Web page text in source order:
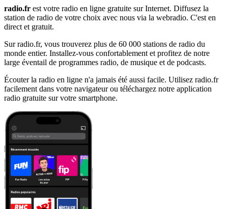
radio.fr est votre radio en ligne gratuite sur Internet. Diffusez la
station de radio de votre choix avec nous via la webradio. C'est en
direct et gratuit.
Sur radio.fr, vous trouverez plus de 60 000 stations de radio du
monde entier. Installez-vous confortablement et profitez de notre
large éventail de programmes radio, de musique et de podcasts.
Écouter la radio en ligne n'a jamais été aussi facile. Utilisez radio.fr
facilement dans votre navigateur ou téléchargez notre application
radio gratuite sur votre smartphone.